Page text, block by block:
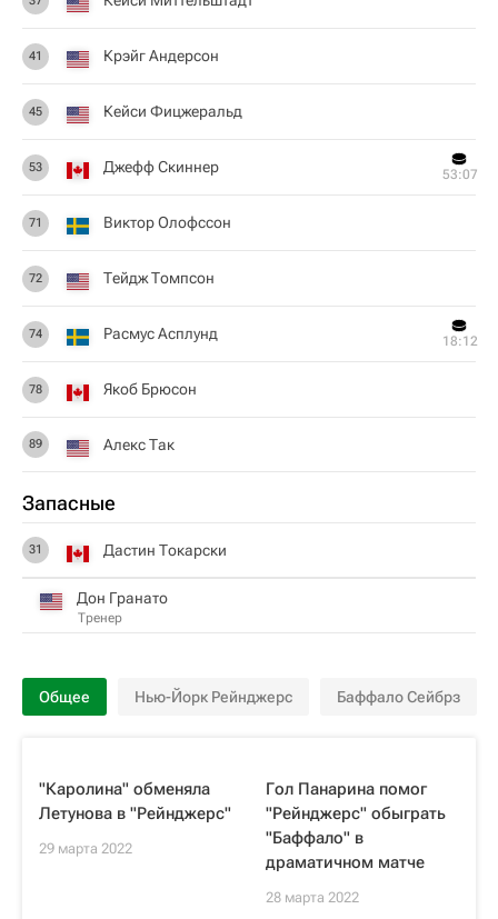
41 Крэйг Андерсон
45 Кейси Фицжеральд
53 Джефф Скиннер 53:07
71 Виктор Олофссон
72 Тейдж Томпсон
74 Расмус Асплунд 18:12
78 Якоб Брюсон
89 Алекс Так
Запасные
31 Дастин Токарски
Дон Гранато
Тренер
Общее Нью-Йорк Рейнджерс Баффало Сейбрз
"Каролина" обменяла
Летунова в "Рейнджерс"
29 марта 2022
Гол Панарина помог
"Рейнджерс" обыграть
"Баффало" в
драматичном матче
28 марта 2022